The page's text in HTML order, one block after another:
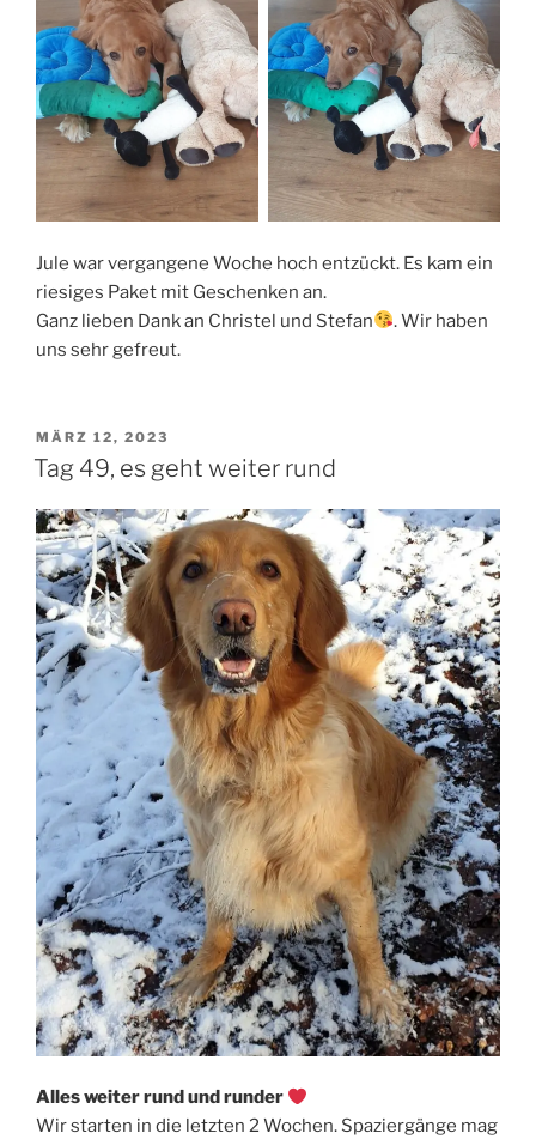
Jule war vergangene Woche hoch entzückt. Es kam ein
riesiges Paket mit Geschenken an.
Ganz lieben Dank an Christel und Stefan
. Wir haben
uns sehr gefreut.
VERÖFFENTLICHT
AM
MÄRZ 12, 2023
Tag 49, es geht weiter rund
Alles weiter rund und runder
Wir starten in die letzten 2 Wochen. Spaziergänge mag